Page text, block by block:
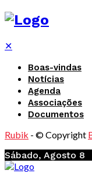
✕
Boas-vindas
Notícias
Agenda
Associações
Documentos
Rubik - © Copyright
Sábado, Agosto 8